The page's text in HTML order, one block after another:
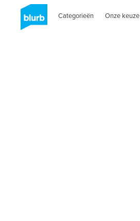
Categorieën Onze keuze